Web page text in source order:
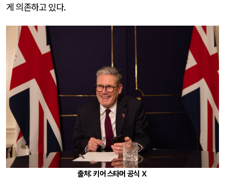
게 의존하고 있다.
출처: 키어 스타머 공식 Ｘ